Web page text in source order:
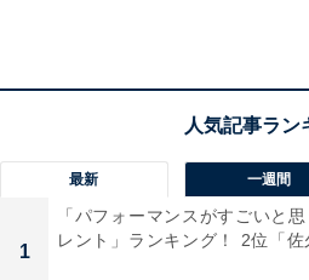
第2位：京都大学（117票）
第2位は「京都大学」でした。
都帝国大学」を前身とする国立
左京区に拠点を構え、「自由な
最新 一週間
1
「パフォーマンスがすごいと
レント」ランキング！ 2位「佐